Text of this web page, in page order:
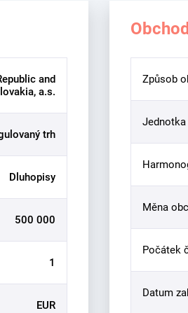
and
a.s.
trh
Dluhopisy
500 000
1
EUR
Způsob
Měna
Počátek
Datum